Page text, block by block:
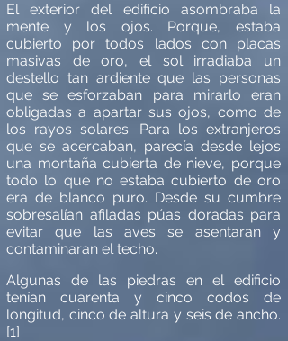
El exterior del edificio asombraba la
mente y los ojos. Porque, estaba
cubierto por todos lados con placas
masivas de oro, el sol irradiaba un
destello tan ardiente que las personas
que se esforzaban para mirarlo eran
obligadas a apartar sus ojos, como de
los rayos solares. Para los extranjeros
que se acercaban, parecía desde lejos
una montaña cubierta de nieve, porque
todo lo que no estaba cubierto de oro
era de blanco puro. Desde su cumbre
sobresalían afiladas púas doradas para
evitar que las aves se asentaran y
contaminaran el techo.
Algunas de las piedras en el edificio
tenían cuarenta y cinco codos de
longitud, cinco de altura y seis de ancho.
[1]